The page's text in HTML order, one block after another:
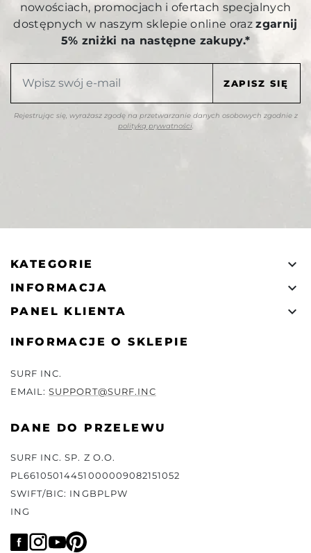
nowościach, promocjach i ofertach specjalnych
dostępnych w naszym sklepie online orazzgarnij
5% zniżki na następne zakupy.*
Rejestrując się, wyrażasz zgodę na przetwarzanie danych osobowych zgodnie z
polityką prywatności.
KATEGORIE 
INFORMACJA 
PANEL KLIENTA 
INFORMACJE O SKLEPIE
SURF INC.
EMAIL:SUPPORT@SURF.INC
DANE DO PRZELEWU
SURF INC. SP. Z O.O.
PL66105014451000009082151052
SWIFT/BIC: INGBPLPW
ING